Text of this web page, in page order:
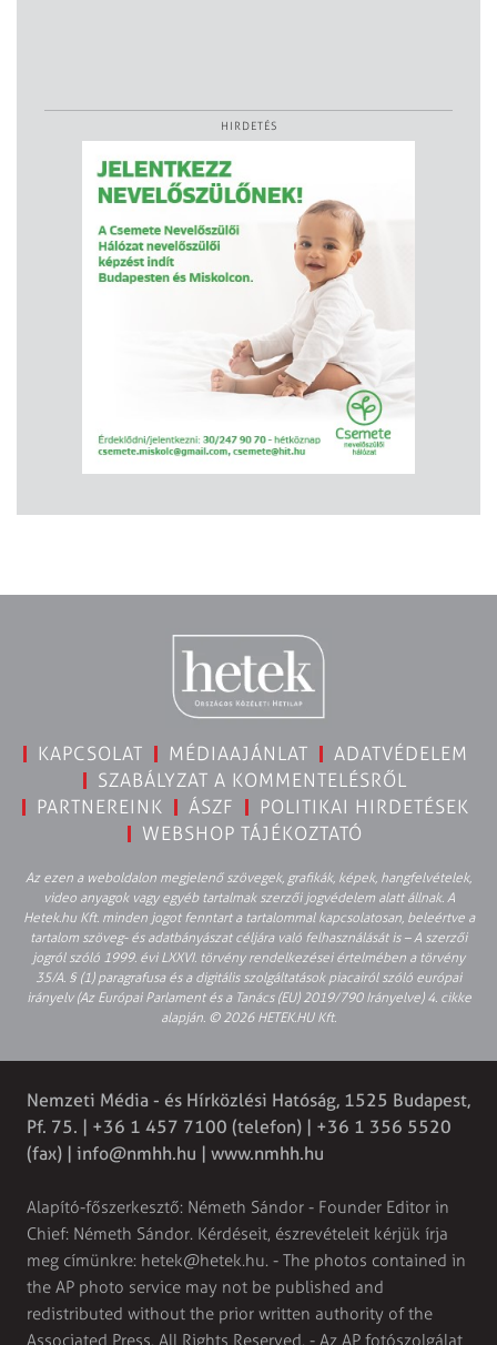
HIRDETÉS
KAPCSOLAT MÉDIAAJÁNLAT
ADATVÉDELEM
SZABÁLYZAT A KOMMENTELÉSRŐL
PARTNEREINK
ÁSZF
POLITIKAI HIRDETÉSEK
WEBSHOP TÁJÉKOZTATÓ
Az ezen a weboldalon megjelenő szövegek, grafikák, képek, hangfelvételek,
video anyagok vagy egyéb tartalmak szerzői jogvédelem alatt állnak. A
Hetek.hu Kft. minden jogot fenntart a tartalommal kapcsolatosan, beleértve a
tartalom szöveg- és adatbányászat céljára való felhasználását is – A szerzői
jogról szóló 1999. évi LXXVI. törvény rendelkezései értelmében a törvény
35/A. § (1) paragrafusa és a digitális szolgáltatások piacairól szóló európai
irányelv (Az Európai Parlament és a Tanács (EU) 2019/790 Irányelve) 4. cikke
alapján. © 2026 HETEK.HU Kft.
Nemzeti Média - és Hírközlési Hatóság, 1525 Budapest,
Pf. 75. | +36 1 457 7100 (telefon) | +36 1 356 5520
(fax) | info@nmhh.hu | www.nmhh.hu
Alapító-főszerkesztő: Németh Sándor - Founder Editor in
Chief: Németh Sándor. Kérdéseit, észrevételeit kérjük írja
meg címünkre: hetek@hetek.hu. - The photos contained in
the AP photo service may not be published and
redistributed without the prior written authority of the
Associated Press. All Rights Reserved. - Az AP fotószolgálat